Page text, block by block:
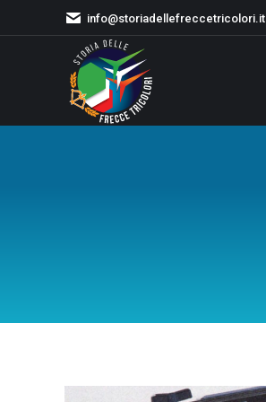
info@storiadellefreccetricolori.it